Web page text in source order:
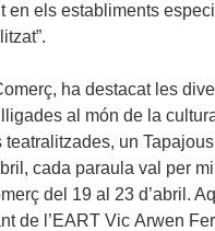
els establiments
ha destacat les
al món de la
un
cada paraula val per
del 19 al 23 d’abril.
de l’EART Vic Arwen